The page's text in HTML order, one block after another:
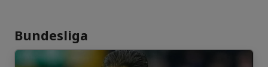
Bundesliga